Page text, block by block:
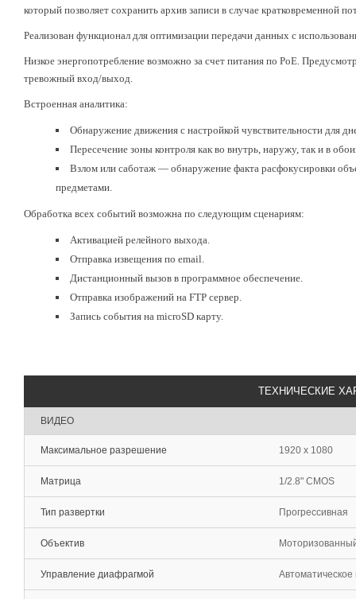
который позволяет сохранить архив записи в случае кратковременной
Реализован функционал для оптимизации передачи данных с
Низкое энергопотребление возможно за счет питания по PoE.
тревожный вход/выход.
Встроенная аналитика:
Обнаружение движения с настройкой чувствительности для
Пересечение зоны контроля как во внутрь, наружу, так и в
Взлом или саботаж — обнаружение факта расфокусировки
предметами.
Обработка всех событий возможна по следующим сценариям:
Активацией релейного выхода.
Отправка извещения по email.
Дистанционный вызов в программное обеспечение.
Отправка изображений на FTP сервер.
Запись события на microSD карту.
ТЕХНИЧЕСКИЕ
ВИДЕО
Максимальное разрешение 1920 x 1080
Матрица 1/2.8" CMOS
Тип развертки Прогрессивная
Объектив
Управление диафрагмой Автоматическое